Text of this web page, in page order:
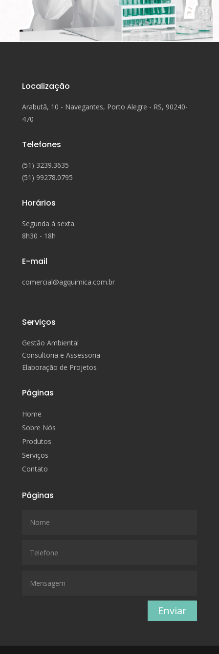
Localização
Arabutã, 10 - Navegantes, Porto Alegre - RS, 90240-
470
Telefones
(51) 3239.3635
(51) 99278.0795
Horários
Segunda à sexta
8h30 - 18h
E-mail
comercial@agquimica.com.br
Serviços
Gestão Ambiental
Consultoria e Assessoria
Elaboração de Projetos
Páginas
Home
Sobre Nós
Produtos
Serviços
Contato
Páginas
Enviar